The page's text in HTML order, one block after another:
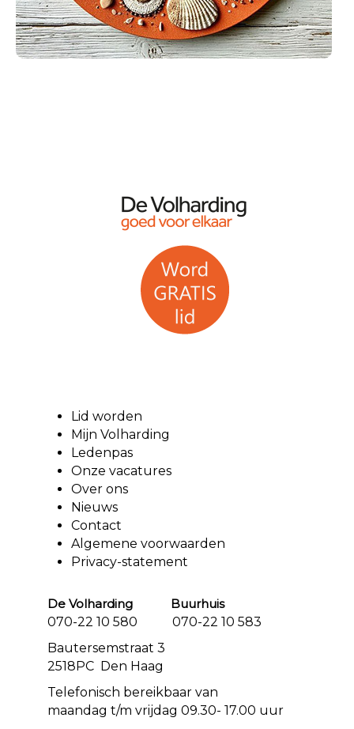
Lid worden
Mijn Volharding
Ledenpas
Onze vacatures
Over ons
Nieuws
Contact
Algemene voorwaarden
Privacy-statement
De Volharding Buurhuis
070-22 10 580 070-22 10 583
Bautersemstraat 3
2518PC Den Haag
Telefonisch bereikbaar van
maandag t/m vrijdag 09.30- 17.00 uur